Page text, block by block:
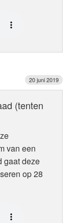
20 juni 2019
(tenten
van een
gaat deze
op 28